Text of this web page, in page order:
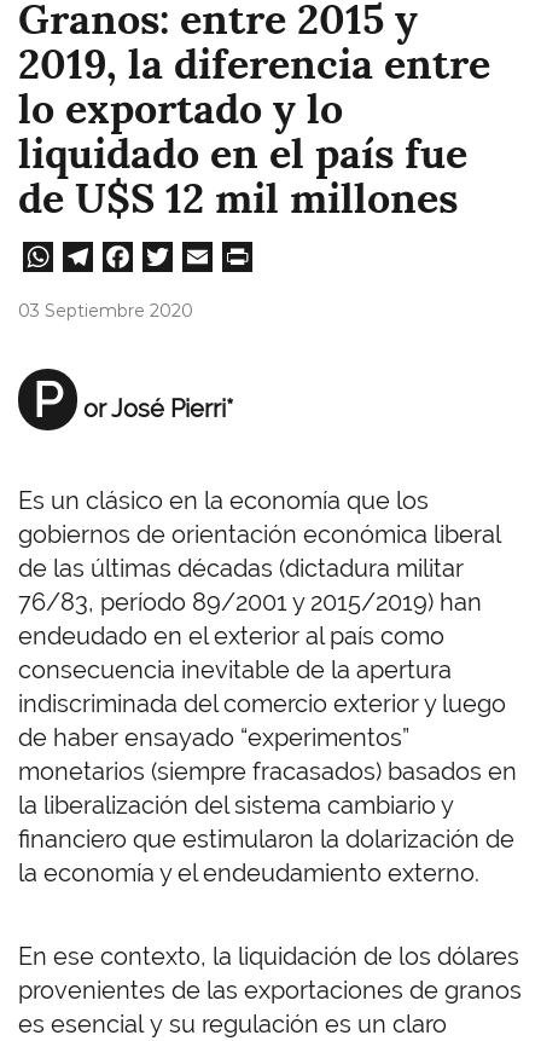
Granos: entre 2015 y
2019, la diferencia entre
lo exportado y lo
liquidado en el país fue
de U$S 12 mil millones
W
A
pp
Te
m
Fa
03 Septiembre 2020
P or José Pierri*
Es un clásico en la economía que los
gobiernos de orientación económica liberal
de las últimas décadas (dictadura militar
76/83, período 89/2001 y 2015/2019) han
endeudado en el exterior al país como
consecuencia inevitable de la apertura
indiscriminada del comercio exterior y luego
de haber ensayado “experimentos”
monetarios (siempre fracasados) basados en
la liberalización del sistema cambiario y
financiero que estimularon la dolarización de
la economía y el endeudamiento externo.
En ese contexto, la liquidación de los dólares
provenientes de las exportaciones de granos
es esencial y su regulación es un claro